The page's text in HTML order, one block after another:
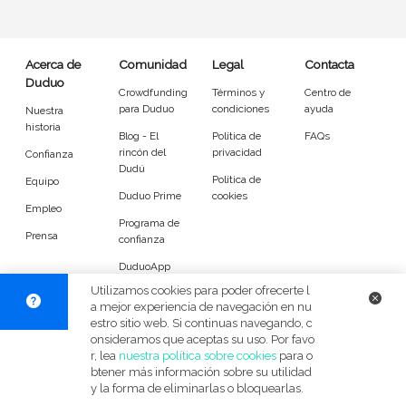
Tenis Voleibol
Idiomas del dudú
Cerrar Filtrar
Acerca de
Duduo
Nuestra
historia
Confianza
Equipo
Empleo
Prensa
Comunidad
Crowdfunding
para Duduo
Blog - El
rincón del
Dudú
Duduo Prime
Programa de
confianza
DuduoApp
Legal
Términos y
condiciones
Política de
privacidad
Política de
cookies
Contacta
Centro de
ayuda
FAQs
© Duduo 2026 Facebook
Utilizamos cookies para poder ofrecerte l
a mejor experiencia de navegación en nu
estro sitio web. Si continuas navegando, c
onsideramos que aceptas su uso. Por favo
r, lea nuestra política sobre cookiespara o
btener más información sobre su utilidad
y la forma de eliminarlas o bloquearlas.